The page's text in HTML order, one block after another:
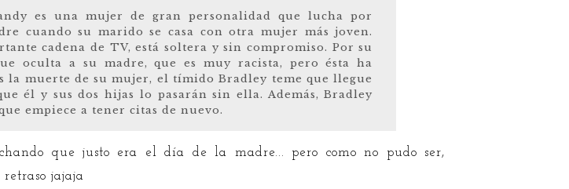
es una mujer de gran personalidad que lucha por
cuando su marido se casa con otra mujer más joven.
cadena de TV, está soltera y sin compromiso. Por su
oculta a su madre, que es muy racista, pero ésta ha
la muerte de su mujer, el tímido Bradley teme que llegue
él y sus dos hijas lo pasarán sin ella. Además, Bradley
empiece a tener citas de nuevo.
que justo era el día de la madre... pero como no pudo ser,
jajaja